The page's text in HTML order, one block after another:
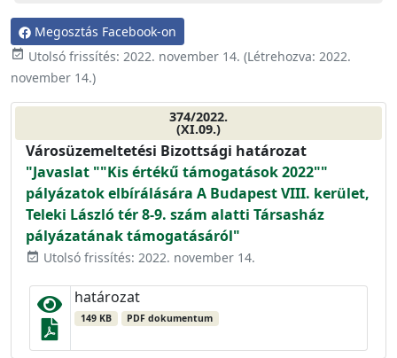
Megosztás Facebook-on
event_available Utolsó frissítés: 2022. november 14. (Létrehozva: 2022.
november 14.)
374/2022.
(XI.09.)
Városüzemeltetési Bizottsági határozat
"Javaslat ""Kis értékű támogatások 2022""
pályázatok elbírálására A Budapest VIII. kerület,
Teleki László tér 8-9. szám alatti Társasház
pályázatának támogatásáról"
event_available Utolsó frissítés: 2022. november 14.
határozat
149 KB PDF dokumentum